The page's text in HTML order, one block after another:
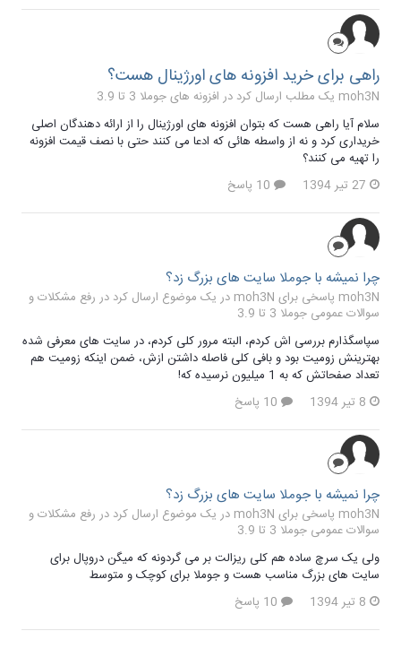
راهی برای خرید افزونه های اورژینال هست؟
moh3N یک مطلب ارسال کرد در
افزونه های جوملا 3 تا 3.9
سلام آیا راهی هست که بتوان افزونه های اورژینال را از ارائه دهندگان اصلی
خریداری کرد و نه از واسطه هائی که ادعا می کنند حتی با نصف قیمت افزونه
را تهیه می کنند؟
27 تیر 1394
چرا نمیشه با جوملا سایت های بزرگ زد؟
moh3N پاسخی برای moh3N در یک موضوع ارسال کرد در
رفع مشکلات و
سوالات عمومی جوملا 3 تا 3.9
سپاسگذارم بررسی اش کردم، البته مرور کلی کردم، در سایت های معرفی شده
بهترینش زومیت بود و بافی کلی فاصله داشتن ازش، ضمن اینکه زومیت هم
تعداد صفحاتش که به 1 میلیون نرسیده که!
8 تیر 1394
چرا نمیشه با جوملا سایت های بزرگ زد؟
moh3N پاسخی برای moh3N در یک موضوع ارسال کرد در
رفع مشکلات و
سوالات عمومی جوملا 3 تا 3.9
ولی یک سرچ ساده هم کلی ریزالت بر می گردونه که میگن دروپال برای
سایت های بزرگ مناسب هست و جوملا برای کوچک و متوسط
8 تیر 1394